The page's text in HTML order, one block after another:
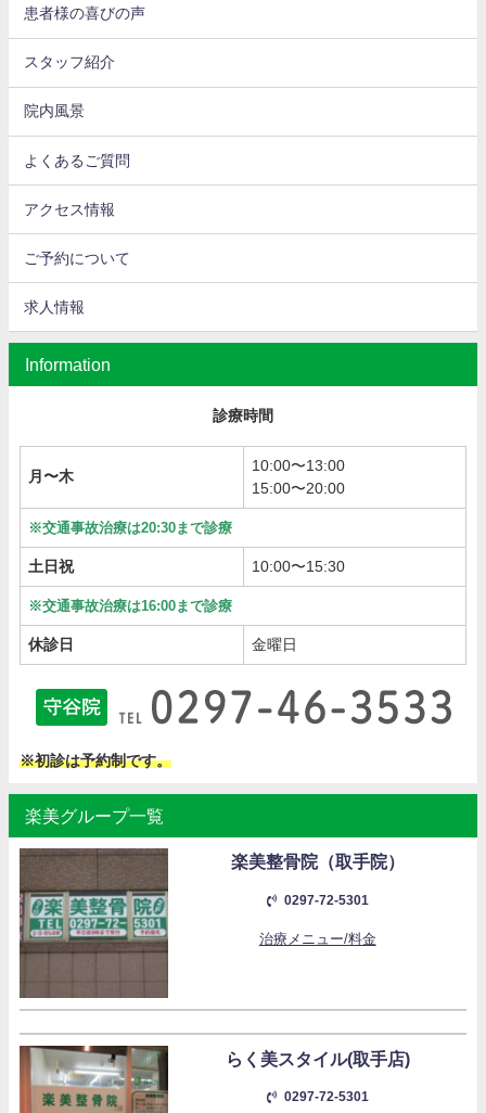
患者様の喜びの声
スタッフ紹介
院内風景
よくあるご質問
アクセス情報
ご予約について
求人情報
Information
診療時間
月〜木
10:00〜13:00
15:00〜20:00
※交通事故治療は20:30まで診療
土日祝 10:00〜15:30
※交通事故治療は16:00まで診療
休診日 金曜日
※初診は予約制です。
楽美グループ一覧
楽美整骨院（取手院）
0297-72-5301
治療メニュー/料金
らく美スタイル(取手店)
0297-72-5301